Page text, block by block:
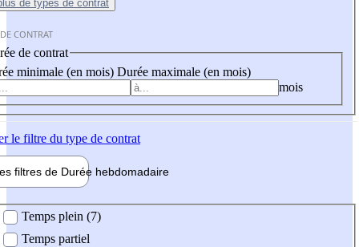
de types de contrat
CONTRAT
de contrat
minimale (en mois) Durée maximale (en mois)
mois
le filtre du type de contrat
filtres de Durée hebdomadaire
Temps plein (7)
Temps partiel